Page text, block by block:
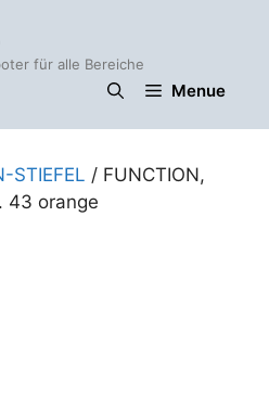
für alle Bereiche
Menue
STIEFEL / FUNCTION,
43 orange